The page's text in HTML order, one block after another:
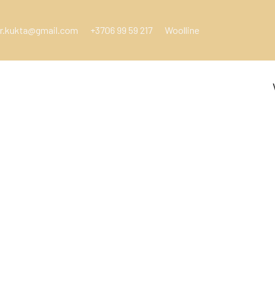
r.kukta@gmail.com +3706 99 59 217 Woolline